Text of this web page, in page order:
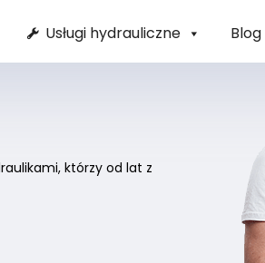
Usługi hydrauliczne Blog
którzy od lat z